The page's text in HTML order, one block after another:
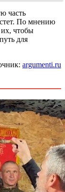
часть
По мнению
их, чтобы
для
argumenti.ru